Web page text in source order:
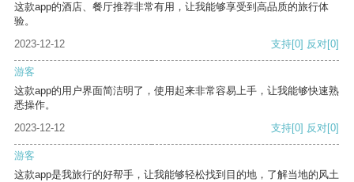
这款app的酒店、餐厅推荐非常有用，让我能够享受到高品质的旅行体
验。
2023-12-12
支持[0] 反对[0]
游客
这款app的用户界面简洁明了，使用起来非常容易上手，让我能够快速熟
悉操作。
2023-12-12
支持[0] 反对[0]
游客
这款app是我旅行的好帮手，让我能够轻松找到目的地，了解当地的风土